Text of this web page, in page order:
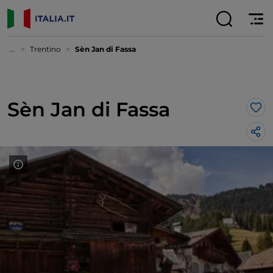
... Trentino Sèn Jan di Fassa
Sèn Jan di Fassa